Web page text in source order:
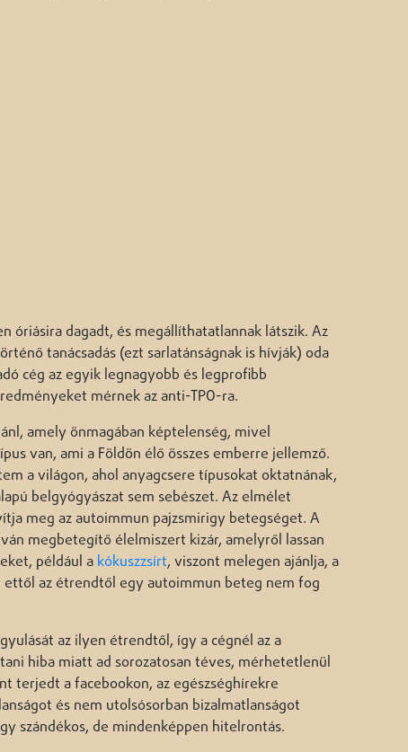
óriásira dagadt, és megállíthatatlannak látszik. Az
tanácsadás (ezt sarlatánságnak is hívják) oda
cég az egyik legnagyobb és legprofibb
mérnek az anti-TPO-ra.
amely önmagában képtelenség, mivel
van, ami a Földön élő összes emberre jellemző.
a világon, ahol anyagcsere típusokat oktatnának,
belgyógyászat sem sebészet. Az elmélet
meg az autoimmun pajzsmirigy betegséget. A
megbetegítő élelmiszert kizár, amelyről lassan
például a kókuszzsírt, viszont melegen ajánlja, a
az étrendtől egy autoimmun beteg nem fog
az ilyen étrendtől, így a cégnél az a
hiba miatt ad sorozatosan téves, mérhetetlenül
terjedt a facebookon, az egészséghírekre
és nem utolsósorban bizalmatlanságot
szándékos, de mindenképpen hitelrontás.